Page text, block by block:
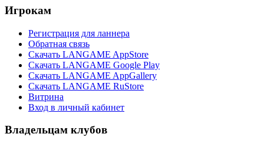
Игрокам
Регистрация для ланнера
Обратная связь
Скачать LANGAME AppStore
Скачать LANGAME Google Play
Скачать LANGAME AppGallery
Скачать LANGAME RuStore
Витрина
Вход в личный кабинет
Владельцам клубов